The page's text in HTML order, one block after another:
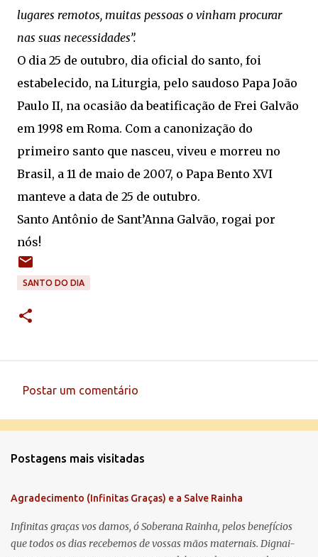
lugares remotos, muitas pessoas o vinham procurar
nas suas necessidades”.
O dia 25 de outubro, dia oficial do santo, foi
estabelecido, na Liturgia, pelo saudoso Papa João
Paulo II, na ocasião da beatificação de Frei Galvão
em 1998 em Roma. Com a canonização do
primeiro santo que nasceu, viveu e morreu no
Brasil, a 11 de maio de 2007, o Papa Bento XVI
manteve a data de 25 de outubro.
Santo Antônio de Sant’Anna Galvão, rogai por
nós!
SANTO DO DIA
e
t
á
r
Postar um comentário
Postagens mais visitadas
Agradecimento (Infinitas Graças) e a Salve Rainha
Infinitas graças vos damos, ó Soberana Rainha, pelos benefícios
que todos os dias recebemos de vossas mãos maternais. Dignai-